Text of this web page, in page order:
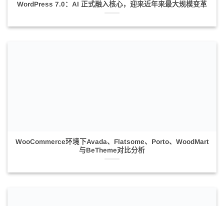
WordPress 7.0：AI 正式融入核心，迎来近年来最大规模变革
WooCommerce环境下Avada、Flatsome、Porto、WoodMart
与BeTheme对比分析